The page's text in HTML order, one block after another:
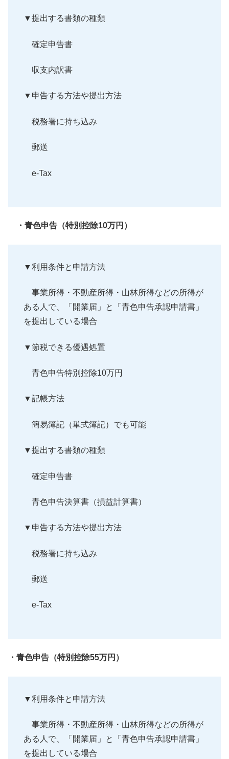
▼提出する書類の種類
確定申告書
収支内訳書
▼申告する方法や提出方法
税務署に持ち込み
郵送
e-Tax
・青色申告（特別控除10万円）
▼利用条件と申請方法
事業所得・不動産所得・山林所得などの所得が
ある人で、「 開業届」と「青色申告承認申請書」
を提出している場合
▼節税できる優遇処置
青色申告特別控除10万円
▼記帳方法
簡易簿記（単式簿記）でも可能
▼提出する書類の種類
確定申告書
青色申告決算書（損益計算書）
▼申告する方法や提出方法
税務署に持ち込み
郵送
e-Tax
・青色申告（特別控除55万円）
▼利用条件と申請方法
事業所得・不動産所得・山林所得などの所得が
ある人で、「 開業届」と「青色申告承認申請書」
を提出している場合